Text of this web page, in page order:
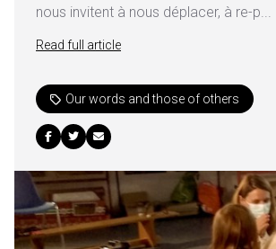
nous invitent à nous déplacer, à re-p...
Read full article
Our words and those of others